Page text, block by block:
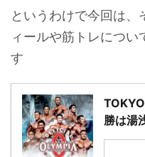
というわけで今回は、
ィールや筋トレについ
す
勝は湯